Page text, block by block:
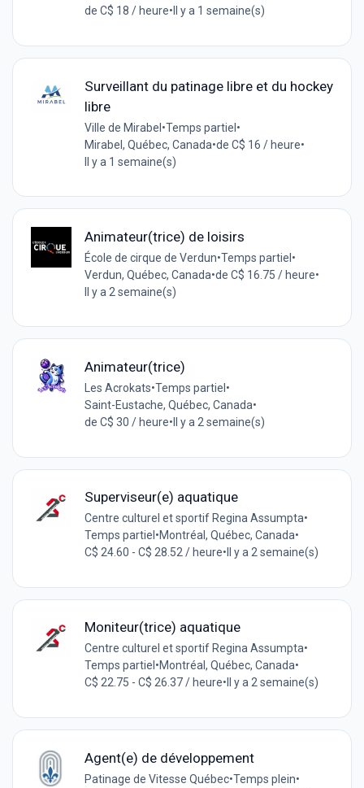
de C$ 18 / heure• Il y a 1 semaine(s)
Surveillant du patinage libre et du hockey
libre
Ville de Mirabel•Temps partiel•
Mirabel, Québec, Canada•de C$ 16 / heure•
Il y a 1 semaine(s)
Animateur(trice) de loisirs
École de cirque de Verdun•Temps partiel •
Verdun, Québec, Canada•de C$ 16.75 / heure•
Il y a 2 semaine(s)
Animateur(trice)
Les Acrokats•Temps partiel •
Saint-Eustache, Québec, Canada•
de C$ 30 / heure• Il y a 2 semaine(s)
Superviseur(e) aquatique
Centre culturel et sportif Regina Assumpta•
Temps partiel •Montréal, Québec, Canada•
C$ 24.60 - C$ 28.52 / heure• Il y a 2 semaine(s)
Moniteur(trice) aquatique
Centre culturel et sportif Regina Assumpta•
Temps partiel •Montréal, Québec, Canada•
C$ 22.75 - C$ 26.37 / heure• Il y a 2 semaine(s)
Agent(e) de développement
Patinage de Vitesse Québec•Temps plein•